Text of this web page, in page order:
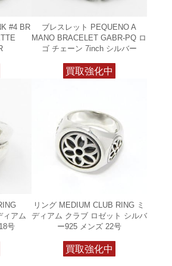
#4 BR
ブレスレット PEQUENO A
MANO BRACELET GABR-PQ ロ
ゴ チェーン 7inch シルバー
買取強化中
ィアム
号
リング MEDIUM CLUB RING ミ
ディアム クラブ ロゼット シルバ
ー925 メンズ 22号
買取強化中